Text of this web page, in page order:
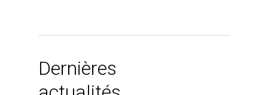
Dernières